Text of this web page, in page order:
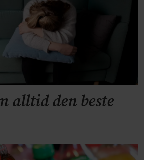
alltid den beste